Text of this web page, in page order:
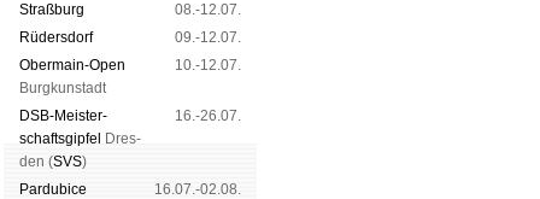
Straß­burg
08.-12.07.
Rüders­dorf
09.-12.07.
Ober­main-Open
Burg­kun­stadt
10.-12.07.
DSB-Meister­
schafts­gipfel
Dres­
den (SVS)
16.-26.07.
Pardu­bice
16.07.-02.08.